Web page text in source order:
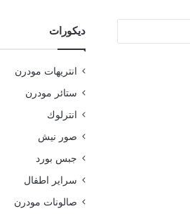
ديكورات
انتريهات مودرن
ستائر مودرن
انترلوك
صور نيش
جبس بورد
سراير اطفال
صالونات مودرن